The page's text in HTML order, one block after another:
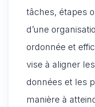
tâches, étapes
d’une
ordonnée et
vise à aligner
données et les
manière à